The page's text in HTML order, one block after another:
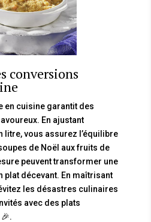
conversions
en cuisine garantit des
En ajustant
litre, vous assurez l’équilibre
de Noël aux fruits de
peuvent transformer une
plat décevant. En maîtrisant
les désastres culinaires
avec des plats